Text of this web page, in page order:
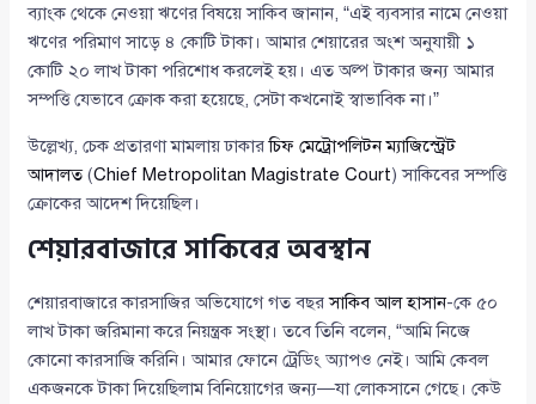
ব্যাংক থেকে নেওয়া ঋণের বিষয়ে সাকিব জানান, “এই ব্যবসার নামে নেওয়া
ঋণের পরিমাণ সাড়ে ৪ কোটি টাকা। আমার শেয়ারের অংশ অনুযায়ী ১
কোটি ২০ লাখ টাকা পরিশোধ করলেই হয়। এত অল্প টাকার জন্য আমার
সম্পত্তি যেভাবে ক্রোক করা হয়েছে, সেটা কখনোই স্বাভাবিক না।”
উল্লেখ্য, চেক প্রতারণা মামলায় ঢাকারচিফ মেট্রোপলিটন ম্যাজিস্ট্রেট
আদালত(Chief Metropolitan Magistrate Court) সাকিবের সম্পত্তি
ক্রোকের আদেশ দিয়েছিল।
শেয়ারবাজারে সাকিবের অবস্থান
শেয়ারবাজারে কারসাজির অভিযোগে গত বছরসাকিব আল হাসান-কে ৫০
লাখ টাকা জরিমানা করে নিয়ন্ত্রক সংস্থা। তবে তিনি বলেন, “আমি নিজে
কোনো কারসাজি করিনি। আমার ফোনে ট্রেডিং অ্যাপও নেই। আমি কেবল
একজনকে টাকা দিয়েছিলাম বিনিয়োগের জন্য—যা লোকসানে গেছে। কেউ